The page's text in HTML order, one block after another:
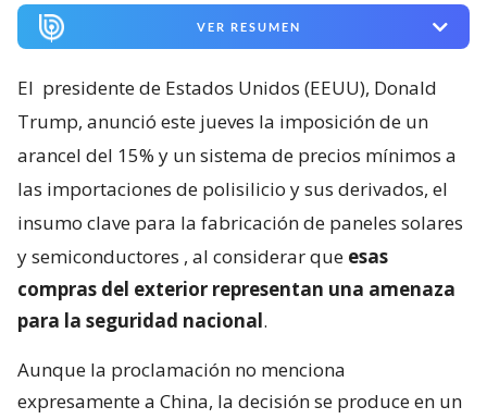
VER RESUMEN
El presidente de Estados Unidos (EEUU), Donald
Trump, anunció este jueves la imposición de un
arancel del 15% y un sistema de precios mínimos a
las importaciones de polisilicio y sus derivados, el
insumo clave para la fabricación de paneles solares
y semiconductores , al considerar que esas
compras del exterior representan una amenaza
para la seguridad nacional.
Aunque la proclamación no menciona
expresamente a China, la decisión se produce en un